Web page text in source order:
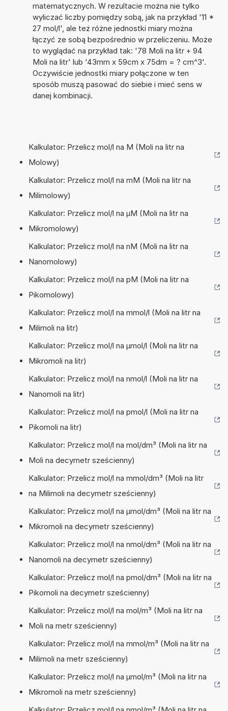
matematycznych. W rezultacie można nie tylko
wyliczać liczby pomiędzy sobą, jak na przykład '11 *
27 mol/l', ale też różne jednostki miary można
łączyć ze sobą bezpośrednio w przeliczeniu. Może
to wyglądać na przykład tak: '78 Moli na litr + 94
Moli na litr' lub '43mm x 59cm x 75dm = ? cm^3'.
Oczywiście jednostki miary połączone w ten
sposób muszą pasować do siebie i mieć sens w
danej kombinacji.
Kalkulator: Przelicz mol/l na M (Moli na litr na
Molowy)
Kalkulator: Przelicz mol/l na mM (Moli na litr na
Milimolowy)
Kalkulator: Przelicz mol/l na µM (Moli na litr na
Mikromolowy)
Kalkulator: Przelicz mol/l na nM (Moli na litr na
Nanomolowy)
Kalkulator: Przelicz mol/l na pM (Moli na litr na
Pikomolowy)
Kalkulator: Przelicz mol/l na mmol/l (Moli na litr na
Milimoli na litr)
Kalkulator: Przelicz mol/l na µmol/l (Moli na litr na
Mikromoli na litr)
Kalkulator: Przelicz mol/l na nmol/l (Moli na litr na
Nanomoli na litr)
Kalkulator: Przelicz mol/l na pmol/l (Moli na litr na
Pikomoli na litr)
Kalkulator: Przelicz mol/l na mol/dm³ (Moli na litr na
Moli na decymetr sześcienny)
Kalkulator: Przelicz mol/l na mmol/dm³ (Moli na litr
na Milimoli na decymetr sześcienny)
Kalkulator: Przelicz mol/l na µmol/dm³ (Moli na litr na
Mikromoli na decymetr sześcienny)
Kalkulator: Przelicz mol/l na nmol/dm³ (Moli na litr na
Nanomoli na decymetr sześcienny)
Kalkulator: Przelicz mol/l na pmol/dm³ (Moli na litr na
Pikomoli na decymetr sześcienny)
Kalkulator: Przelicz mol/l na mol/m³ (Moli na litr na
Moli na metr sześcienny)
Kalkulator: Przelicz mol/l na mmol/m³ (Moli na litr na
Milimoli na metr sześcienny)
Kalkulator: Przelicz mol/l na µmol/m³ (Moli na litr na
Mikromoli na metr sześcienny)